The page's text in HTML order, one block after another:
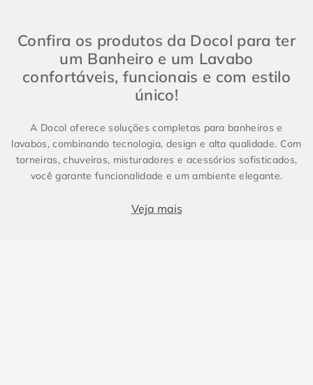
Confira os produtos da Docol para ter
um Banheiro e um Lavabo
confortáveis, funcionais e com estilo
único!
A Docol oferece soluções completas para banheiros e
lavabos, combinando tecnologia, design e alta qualidade. Com
torneiras, chuveiros, misturadores e acessórios sofisticados,
você garante funcionalidade e um ambiente elegante.
Produtos essenciais para Banheiro e Lavabo
Veja mais